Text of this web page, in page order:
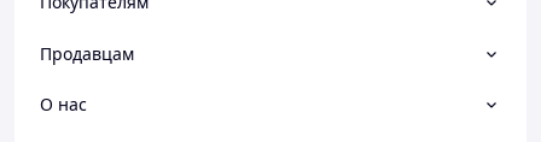
Продавцам
О нас